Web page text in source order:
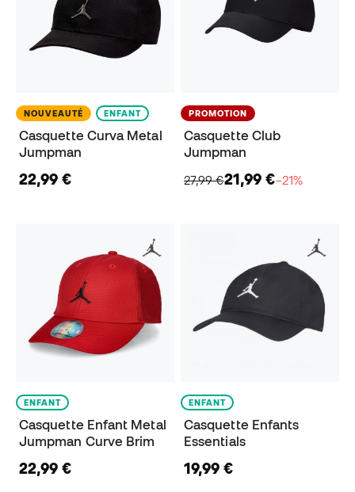
NOUVEAUTÉ ENFANT
Casquette Curva Metal
Jumpman
22,99 €
PROMOTION
Casquette Club
Jumpman
27,99 €21,99 €−21%
ENFANT
Casquette Enfant Metal
Jumpman Curve Brim
22,99 €
ENFANT
Casquette Enfants
Essentials
19,99 €